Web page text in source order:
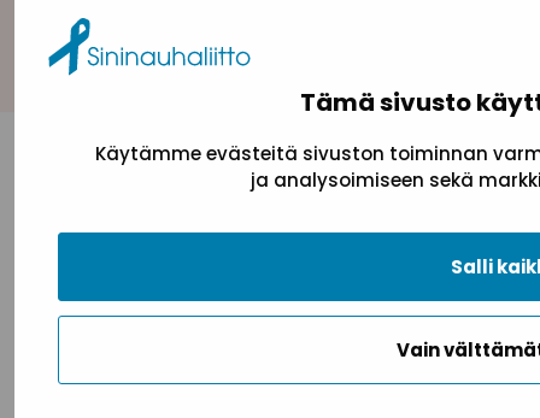
Tämä sivusto
Käytämme evästeitä sivuston toiminnan
ja analysoimiseen sekä
Vain
Salli
Takaisin ylös